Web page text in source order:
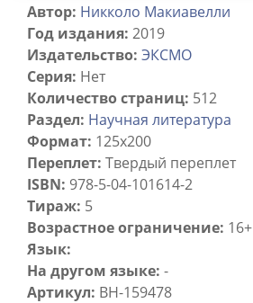
Автор: Никколо Макиавелли
Год издания: 2019
Издательство: ЭКСМО
Серия: Нет
Количество страниц: 512
Раздел: Научная литература
Формат: 125x200
Переплет: Твердый переплет
ISBN: 978-5-04-101614-2
Тираж: 5
Возрастное ограничение: 16+
Язык:
На другом языке: -
Артикул: BH-159478